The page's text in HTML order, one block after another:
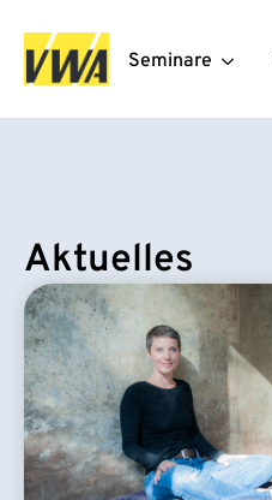
Seminare
Aktuelles